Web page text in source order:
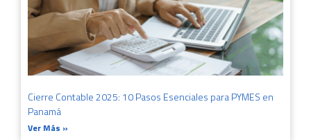
Cierre Contable 2025: 10 Pasos Esenciales para PYMES en
Panamá
Ver Más »